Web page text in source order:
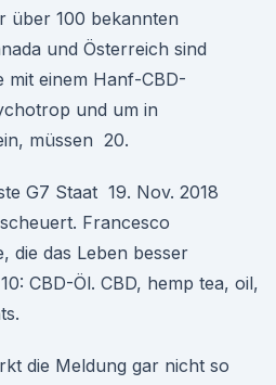
über 100 bekannten
und Österreich sind
mit einem Hanf-CBD-
und um in
müssen 20.
G7 Staat 19. Nov. 2018
Francesco
die das Leben besser
CBD-Öl. CBD, hemp tea, oil,
die Meldung gar nicht so